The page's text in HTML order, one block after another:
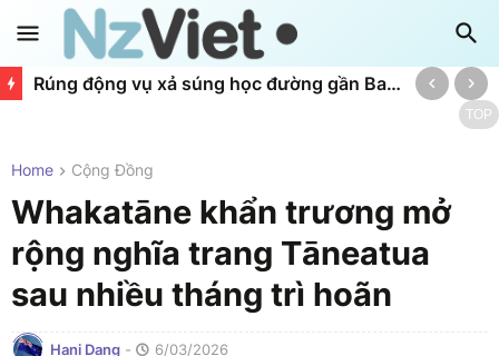
Rúng động vụ xả súng học đường gần Bangkok làm 6 người chết, 22 người bị thương
TOP
Home Cộng Đồng
Whakatāne khẩn trương mở
rộng nghĩa trang Tāneatua
sau nhiều tháng trì hoãn
Hani Dang - 6/03/2026